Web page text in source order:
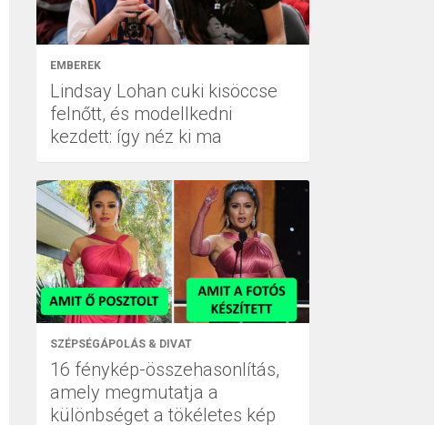
EMBEREK
Lindsay Lohan cuki kisöccse
felnőtt, és modellkedni
kezdett: így néz ki ma
SZÉPSÉGÁPOLÁS & DIVAT
16 fénykép-összehasonlítás,
amely megmutatja a
különbséget a tökéletes kép